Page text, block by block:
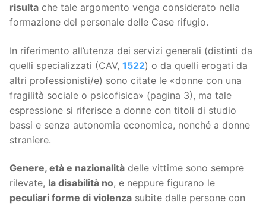
risulta che tale argomento venga considerato nella
formazione del personale delle Case rifugio.
In riferimento all’utenza dei servizi generali (distinti da
quelli specializzati (CAV, 1522) o da quelli erogati da
altri professionisti/e) sono citate le «donne con una
fragilità sociale o psicofisica» (pagina 3), ma tale
espressione si riferisce a donne con titoli di studio
bassi e senza autonomia economica, nonché a donne
straniere.
Genere, età e nazionalità delle vittime sono sempre
rilevate, la disabilità no, e neppure figurano le
peculiari forme di violenza subite dalle persone con